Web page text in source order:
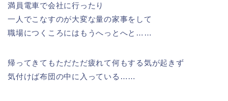
満員 電車で会社に行ったり
一人でこなすのが大変な量の家事をして
職場につくころにはもうへっとへと……
帰ってきてもただただ疲れて何もする気が起きず
気付けば布団の中に入っている……